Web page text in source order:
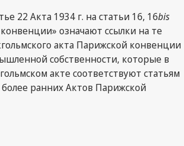
22 Акта 1934 г. на статьи 16, 16bis
означают ссылки на те
акта Парижской конвенции
собственности, которые в
акте соответствуют статьям
более ранних Актов Парижской